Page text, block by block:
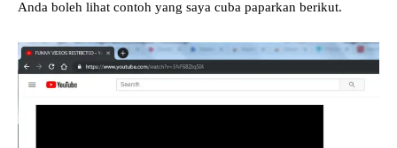
Anda boleh lihat contoh yang saya cuba paparkan berikut.